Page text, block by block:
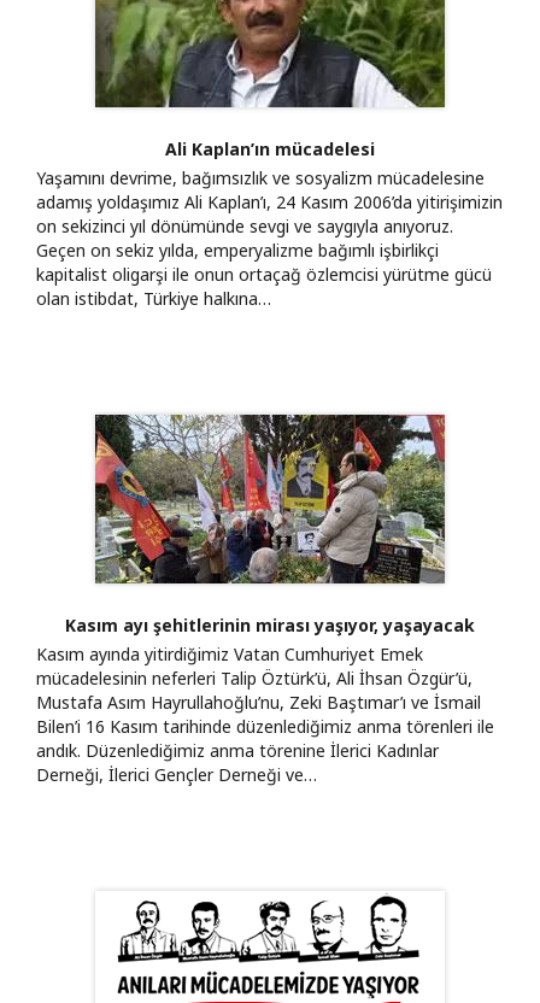
Ali Kaplan’ın mücadelesi
Yaşamını devrime, bağımsızlık ve sosyalizm mücadelesine
adamış yoldaşımız Ali Kaplan’ı, 24 Kasım 2006’da yitirişimizin
on sekizinci yıl dönümünde sevgi ve saygıyla anıyoruz.
Geçen on sekiz yılda, emperyalizme bağımlı işbirlikçi
kapitalist oligarşi ile onun ortaçağ özlemcisi yürütme gücü
olan istibdat, Türkiye halkına…
Kasım ayı şehitlerinin mirası yaşıyor, yaşayacak
Kasım ayında yitirdiğimiz Vatan Cumhuriyet Emek
mücadelesinin neferleri Talip Öztürk’ü, Ali İhsan Özgür’ü,
Mustafa Asım Hayrullahoğlu’nu, Zeki Baştımar’ı ve İsmail
Bilen’i 16 Kasım tarihinde düzenlediğimiz anma törenleri ile
andık. Düzenlediğimiz anma törenine İlerici Kadınlar
Derneği, İlerici Gençler Derneği ve…